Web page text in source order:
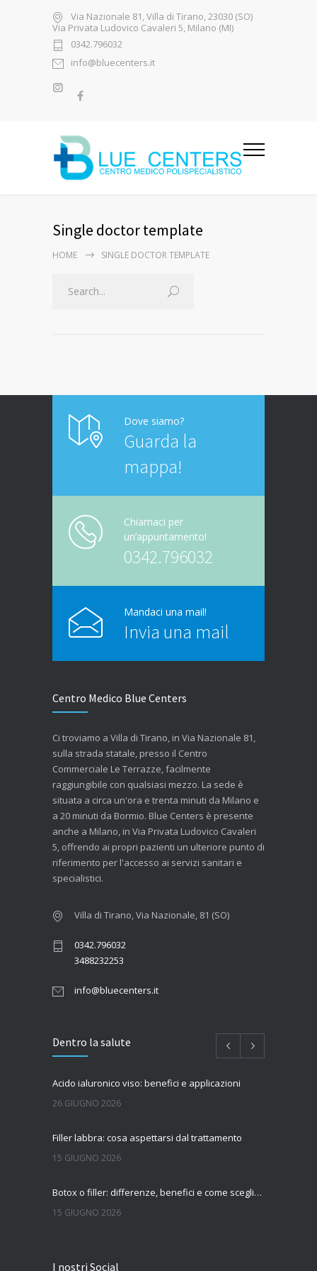
Via Nazionale 81, Villa di Tirano, 23030 (SO)
Via Privata Ludovico Cavaleri 5, Milano (MI)
0342.796032
info@bluecenters.it
Single doctor template
HOME SINGLE DOCTOR TEMPLATE
Dove siamo?
Guarda la
mappa!
Chiamaci per
un’appuntamento!
0342.796032
Mandaci una mail!
Invia una mail
Centro Medico Blue Centers
Ci troviamo a Villa di Tirano, in Via Nazionale 81,
sulla strada statale, presso il Centro
Commerciale Le Terrazze, facilmente
raggiungibile con qualsiasi mezzo. La sede è
situata a circa un'ora e trenta minuti da Milano e
a 20 minuti da Bormio. Blue Centers è presente
anche a Milano, in Via Privata Ludovico Cavaleri
5, offrendo ai propri pazienti un ulteriore punto di
riferimento per l'accesso ai servizi sanitari e
specialistici.
Villa di Tirano, Via Nazionale, 81 (SO)
0342.796032
3488232253
info@bluecenters.it
Dentro la salute
Acido ialuronico viso: benefici e applicazioni
26 GIUGNO 2026
Filler labbra: cosa aspettarsi dal trattamento
15 GIUGNO 2026
Botox o filler: differenze, benefici e come scegliere il trattamento più adatto
15 GIUGNO 2026
7 GIUGNO 2026
I nostri Social